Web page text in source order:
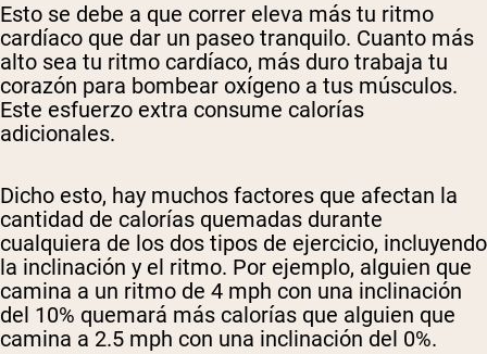
Esto se debe a que correr eleva más tu ritmo
cardíaco que dar un paseo tranquilo. Cuanto más
alto sea tu ritmo cardíaco, más duro trabaja tu
corazón para bombear oxígeno a tus músculos.
Este esfuerzo extra consume calorías
adicionales.
Dicho esto, hay muchos factores que afectan la
cantidad de calorías quemadas durante
cualquiera de los dos tipos de ejercicio, incluyendo
la inclinación y el ritmo. Por ejemplo, alguien que
camina a un ritmo de 4 mph con una inclinación
del 10% quemará más calorías que alguien que
camina a 2.5 mph con una inclinación del 0%.